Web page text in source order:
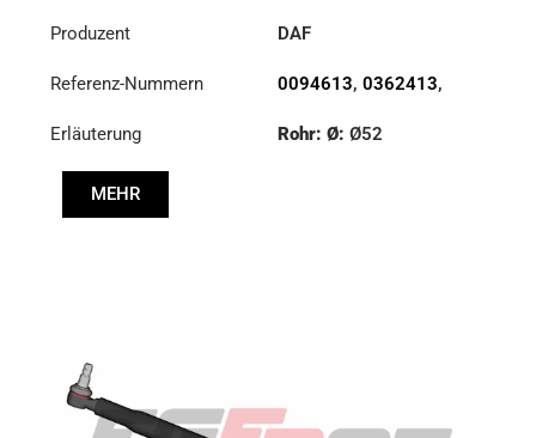
Produzent DAF
Referenz-Nummern 0094613,0362413,
Erläuterung
Rohr: Ø:Ø52
MEHR